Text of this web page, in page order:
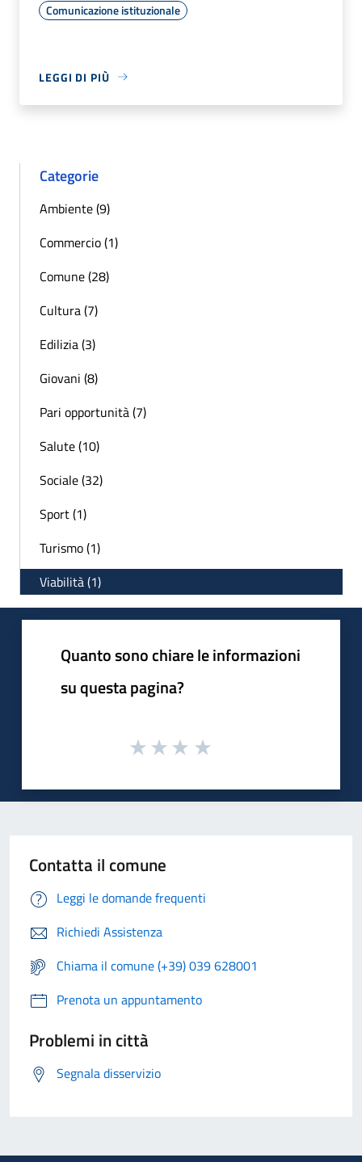
Comunicazione istituzionale
LEGGI DI PIÙ
Categorie
Ambiente (9)
Commercio (1)
Comune (28)
Cultura (7)
Edilizia (3)
Giovani (8)
Pari opportunità (7)
Salute (10)
Sociale (32)
Sport (1)
Turismo (1)
Viabilità (1)
Quanto sono chiare le informazioni
su questa pagina?
Contatta il comune
Leggi le domande frequenti
Richiedi Assistenza
Chiama il comune (+39) 039 628001
Prenota un appuntamento
Problemi in città
Segnala disservizio